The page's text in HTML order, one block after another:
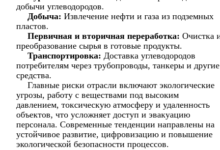
добычи углеводородов.
Добыча: Извлечение нефти и газа из подземных
пластов.
Первичная и вторичная переработка: Очистка
преобразование сырья в готовые продукты.
Транспортировка: Доставка углеводородов
потребителям через трубопроводы, танкеры и другие
средства.
Главные риски отрасли включают экологические
угрозы, работу с веществами под высоким
давлением, токсическую атмосферу и удаленность
объектов, что усложняет доступ и эвакуацию
персонала. Современные тенденции направлены на
устойчивое развитие, цифровизацию и повышение
экологической безопасности процессов.